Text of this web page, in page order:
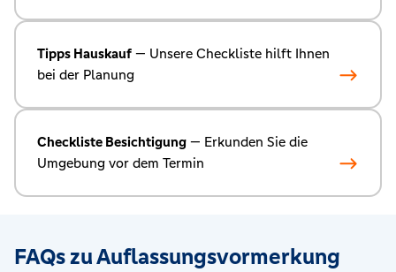
Tipps Hauskauf — Unsere Checkliste hilft Ihnen
bei der Planung
Checkliste Besichtigung — Erkunden Sie die
Umgebung vor dem Termin
FAQs zu Auflassungsvormerkung